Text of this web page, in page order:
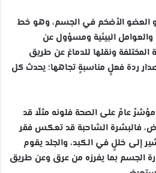
هو العضو الأضخم في الجسم، وهو خط
والعوامل البيئية ومسؤول عن
المختلفة ونقلها للدماغ عن طريق
ردة فعلٍ مناسبةٍ تجاهها؛ يحدث كل
عامٌ على الصحة فلونه مثلًا قد
فالبشرة الشاحبة قد تعكس فقر
إلى خللٍ في الكبد، والجلد يقوم
الجسم بما يفرزه من عرق وعن طريق